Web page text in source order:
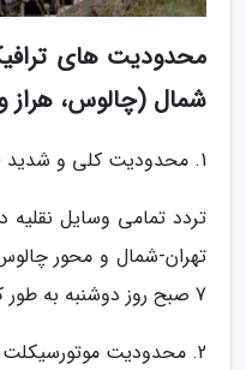
محدودیت های
شمال (چالوس، هراز و
1. محدودیت کلی و شدید (بسیار مهم):
تردد تمامی وسایل نقلیه
7 صبح روز دوشنبه به طور کامل ممنوع است.
2. محدودیت موتورسیکلت ها: